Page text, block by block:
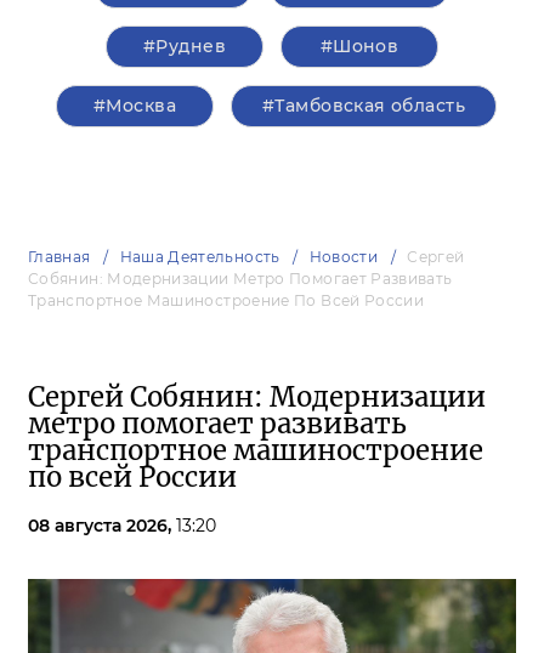
#Руднев #Шонов
#Москва #Тамбовская область
Главная Наша Деятельность Новости
Сергей
Собянин: Модернизации Метро Помогает Развивать
Транспортное Машиностроение По Всей России
Сергей Собянин: Модернизации
метро помогает развивать
транспортное машиностроение
по всей России
08 августа 2026, 13:20